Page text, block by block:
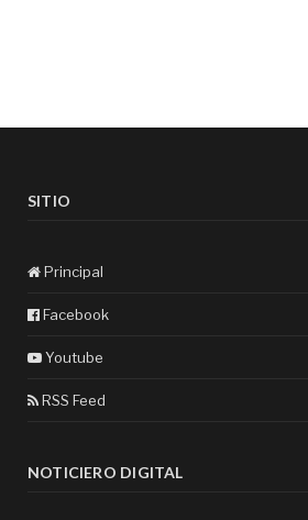
SITIO
Principal
Facebook
Youtube
RSS Feed
NOTICIERO DIGITAL